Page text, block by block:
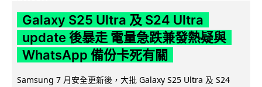
Galaxy S25 Ultra 及 S24 Ultra
update 後暴走 電量急跌兼發熱疑與
WhatsApp 備份卡死有關
Samsung 7 月安全更新後，大批 Galaxy S25 Ultra 及 S24